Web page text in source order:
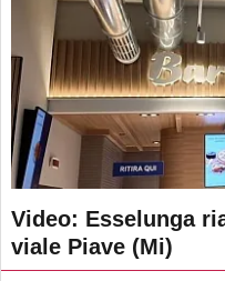
Video: Esselunga
viale Piave (Mi)